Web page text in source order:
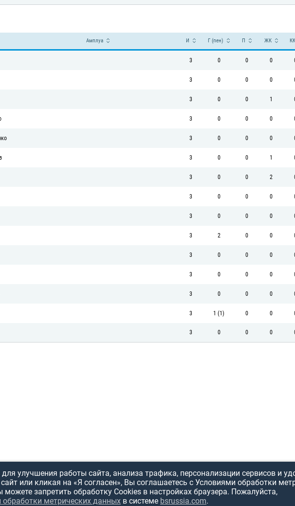
Амплуа И Г (пен) П ЖК КК
3 0 0 0
3 0 0 0
3 0 0 1
3 0 0 0
3 0 0 0
3 0 0 1
3 0 0 2
3 0 0 0
3 0 0 0
3 2 0 0
3 0 0 0
3 0 0 0
3 0 0 0
3 1 (1) 0 0
3 0 0 0
улучшения работы сайта, анализа трафика, персонализации сервисов и
или кликая на «Я согласен», Вы соглашаетесь с Условиями обработки
можете запретить обработку Cookies в настройках браузера. Пожалуйста,
метрических данных в системе bsrussia.com.